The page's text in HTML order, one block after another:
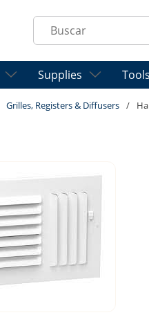
Site Search
Supplies Tools
Grilles, Registers & Diffusers /